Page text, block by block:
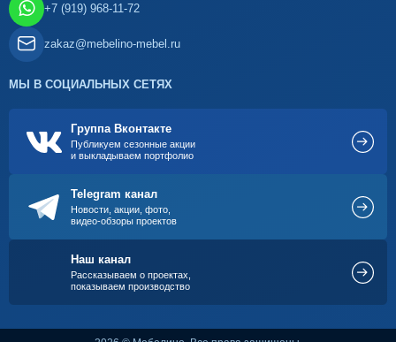
+7 (919) 968-11-72
zakaz@mebelino-mebel.ru
МЫ В СОЦИАЛЬНЫХ СЕТЯХ
Группа Вконтакте
Публикуем сезонные акции
и выкладываем портфолио
Telegram канал
Новости, акции, фото,
видео-обзоры проектов
Наш канал
Рассказываем о проектах,
показываем производство